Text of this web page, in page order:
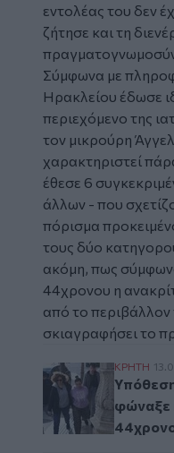
εντολέας του δεν
ζήτησε και τη
Σύμφωνα με
Ηρακλείου έδωσε
περιεχόμενο της
τον μικρούρη
χαρακτηριστεί
έθεσε 6
άλλων - που
πόρισμα
τους δύο
ακόμη, πως
44χρονου η
από το περιβάλλον
σκιαγραφήσει το
Υπόθεση
ΚΡΗΤΗ
φώναξε